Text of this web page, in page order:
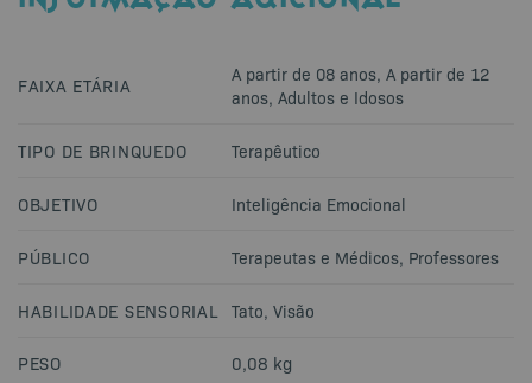
FAIXA ETÁRIA A partir de 08 anos, A partir de 12
anos, Adultos e Idosos
TIPO DE BRINQUEDO Terapêutico
OBJETIVO Inteligência Emocional
PÚBLICO Terapeutas e Médicos, Professores
HABILIDADE SENSORIAL Tato, Visão
PESO 0,08 kg